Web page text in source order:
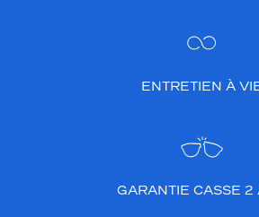
ENTRETIEN À
GARANTIE CASSE 2